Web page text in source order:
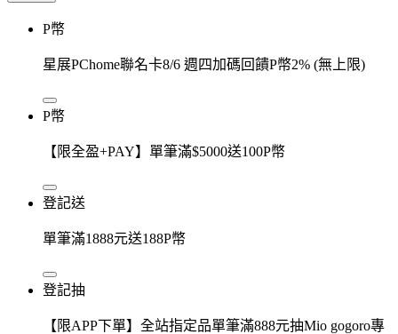
P幣
星展PChome聯名卡8/6 週四加碼回饋P幣2% (無上限)
P幣
【限全盈+PAY】單筆滿$5000送100P幣
登記送
單筆滿1888元送188P幣
登記抽
【限APP下單】全站指定品單筆滿888元抽Mio gogoro專